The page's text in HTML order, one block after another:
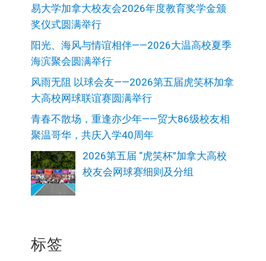
易大学加拿大校友会2026年度教育奖学金颁
奖仪式圆满举行
阳光、海风与情谊相伴——2026大温高校夏季
海滨聚会圆满举行
风雨无阻 以球会友——2026第五届虎笑杯加拿
大高校网球联谊赛圆满举行
青春不散场，重逢亦少年——贸大86级校友相
聚温哥华，共庆入学40周年
2026第五届 “虎笑杯”加拿大高校
校友会网球赛细则及分组
标签